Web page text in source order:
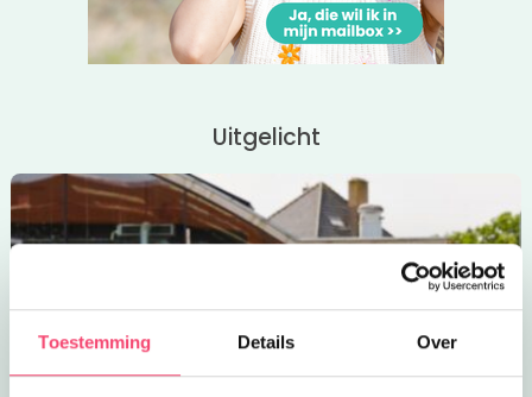
Toestemming Details Over
Uitgelicht